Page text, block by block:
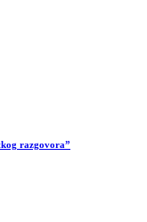
razgovora”